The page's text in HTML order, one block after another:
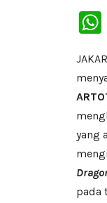
yang
pada